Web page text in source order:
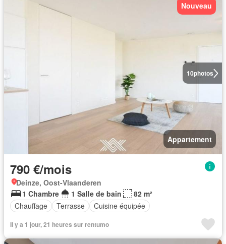
10photos
Nouveau
Appartement
790 €/mois
Deinze, Oost-Vlaanderen
1 Chambre
1 Salle de bain
82 m²
Chauffage
Terrasse Cuisine équipée
Il y a 1 jour, 21 heures sur rentumo